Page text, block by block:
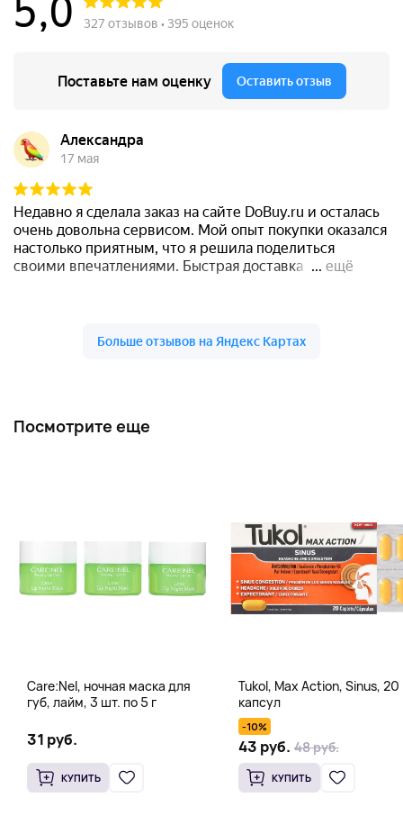
Посмотрите еще
Care:Nel, ночная маска для
губ, лайм, 3 шт. по 5 г
31 руб.
КУПИТЬ
Tukol, Max Action, Sinus, 20
капсул
-10%
43 руб. 48 руб.
КУПИТЬ